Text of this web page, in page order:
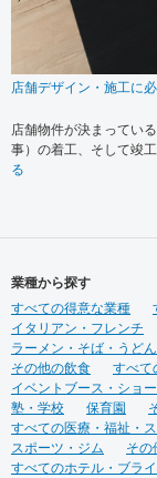
店舗デザイン・施工に
店舗物件が決まってい
事）の着工、そして竣
る
業種から探す
すべての得意な業種
イタリアン・フレンチ
ラーメン・そば・うどん
その他の飲食
すべて
イベントブース・ショ
塾・学校
保育園
すべての医療・福祉・
スポーツ・ジム
その
すべてのホテル・ブラ